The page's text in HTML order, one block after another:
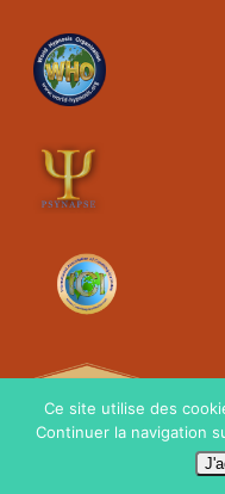
Ce site utilise des
Continuer la navigation